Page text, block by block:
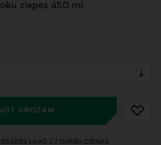
ziepes 450 ml
GROZAM
LAIKS 2-7 DARBA DIENAS